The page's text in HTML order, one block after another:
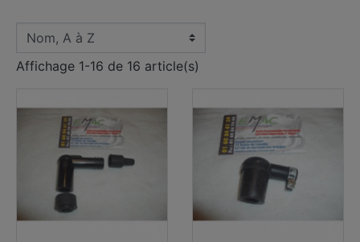
Affichage 1-16 de 16 article(s)